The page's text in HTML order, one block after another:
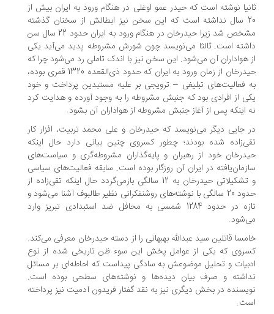
نوشته است که حیدر عمو اوغلی در هنگام ورود به ایران بیش از
20 سال نداشته است که این سخن نیز ابطالش از سخنان گذشته
مشخص شد زیرا حیدرخان در هنگام ورود به ایران حدود 22 سال سن
است. ثالثا می‌نویسد چون شورش مشروطه پدید می‌آید یکی
هواداران آن می‌‌شود. این سخن نیز با اندک تاملی رد می‌شود چرا که
حیدرخان از زمان ورود به ایران که حدود ذی‌القعده 1320 قمری بوده،
فعالیت‌های تبلیغی – ترویجی بر علیه مستبدین پرداخت و خود
از افرادی بود که جنبش مشروطه را به وجود آورده و هدایت کرد
اینکه پس از آغاز جنبش مشروطه از هواداران آن بشود.
جایی دیگر می‌نویسد که حیدرخان و علی محمد تربیت، افزار کار
شده بودند؛ چطور کسروی چنین بیانی دارد حال اینکه
خود از رهبران و پایه‌گذاران مشروطه‌گری و سیاست‌های
در ایران آن روزگار بوده است. سابقه فعالیت‌های سیاسی
و تشکیلاتی حیدرخان به 12 سالگی باز‌می‌گردد حال اینکه تقی‌زاده از
حدود 20 سالگی با نوشته‌های روشنفکرانی نظیر طالبوف آشنا می‌شود و
تازه در حدود 1284 شمسی به محافل ضد استبدادی تبریز وارد
قاتلین سید عبدالله بهبهانی را از دسته حیدرخان معرفی می‌کند.
که یکی از عوامل پخش این سوء ظن تاریخی شده از نوع
و تحلیل موضوعش به سادگی پیداست که احاطه‌ای بر مسائل
و صرف بیان دیده‌ها و نوشته‌های سطحی بوده است.
در بخش دیگری نیز به نقد گفتار فریدون آدمیت نیز پرداخته